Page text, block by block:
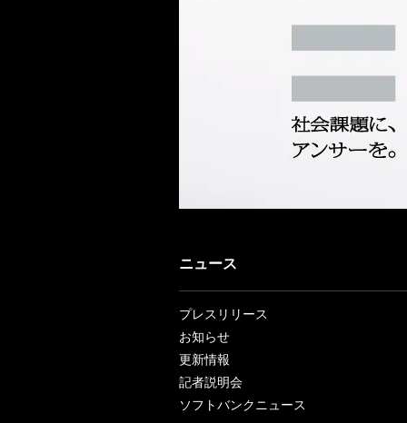
ニュース
プレスリリース
お知らせ
更新情報
記者説明会
ソフトバンクニュース